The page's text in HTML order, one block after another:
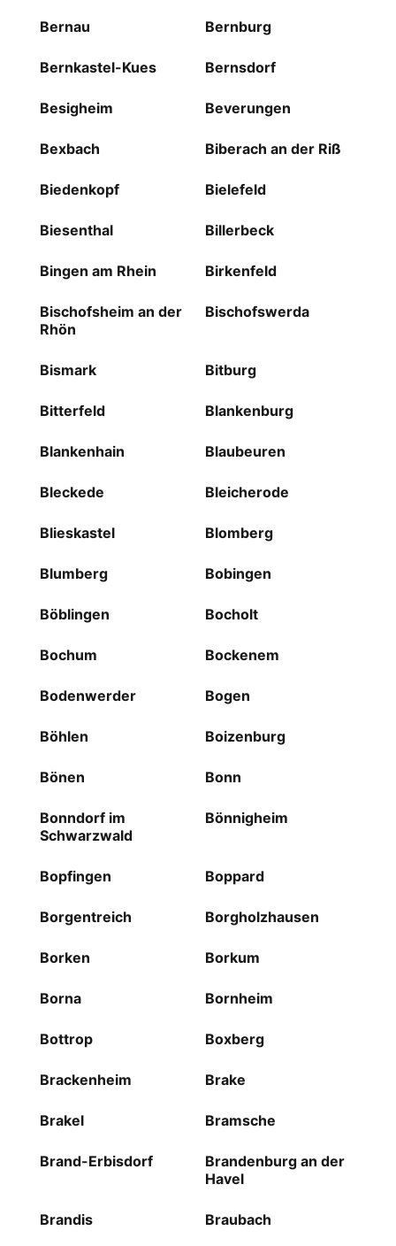
Bernau Bernburg
Bernkastel-Kues Bernsdorf
Besigheim Beverungen
Bexbach Biberach an der Riß
Biedenkopf Bielefeld
Biesenthal Billerbeck
Bingen am Rhein Birkenfeld
Bischofsheim an der
Rhön
Bischofswerda
Bismark Bitburg
Bitterfeld Blankenburg
Blankenhain Blaubeuren
Bleckede Bleicherode
Blieskastel Blomberg
Blumberg Bobingen
Böblingen Bocholt
Bochum Bockenem
Bodenwerder Bogen
Böhlen Boizenburg
Bönen Bonn
Bonndorf im
Schwarzwald
Bönnigheim
Bopfingen Boppard
Borgentreich Borgholzhausen
Borken Borkum
Borna Bornheim
Bottrop Boxberg
Brackenheim Brake
Brakel Bramsche
Brand-Erbisdorf
Brandenburg an der
Havel
Brandis Braubach